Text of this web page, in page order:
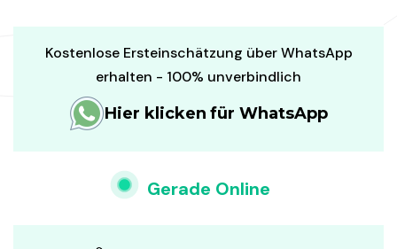
Kostenlose Ersteinschätzung über WhatsApp
erhalten - 100% unverbindlich
Hier klicken für WhatsApp
Gerade Online